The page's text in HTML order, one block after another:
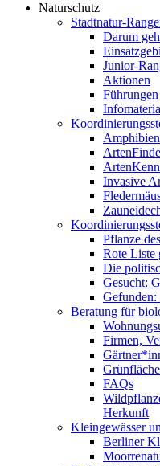
Naturschutz
Stadtnatur-
Darum
Junior-
Aktionen
Führungen
Amphibien
Invasive
Pflanze
Rote Liste
Die
Gesucht:
Gefunden:
Beratung für
Firmen,
FAQs
Herkunft
Kleingewässer
Berliner